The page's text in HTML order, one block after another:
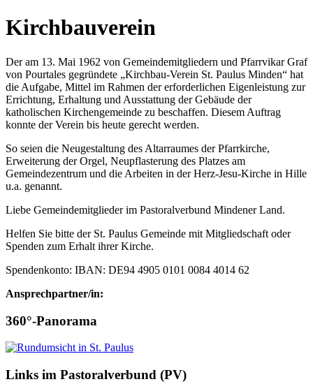
Kirchbauverein
Der am 13. Mai 1962 von Gemeindemitgliedern und Pfarrvikar Graf
von Pourtales gegründete „Kirchbau-Verein St. Paulus Minden“ hat
die Aufgabe, Mittel im Rahmen der erforderlichen Eigenleistung zur
Errichtung, Erhaltung und Ausstattung der Gebäude der
katholischen Kirchengemeinde zu beschaffen. Diesem Auftrag
konnte der Verein bis heute gerecht werden.
So seien die Neugestaltung des Altarraumes der Pfarrkirche,
Erweiterung der Orgel, Neupflasterung des Platzes am
Gemeindezentrum und die Arbeiten in der Herz-Jesu-Kirche in Hille
u.a. genannt.
Liebe Gemeindemitglieder im Pastoralverbund Mindener Land.
Helfen Sie bitte der St. Paulus Gemeinde mit Mitgliedschaft oder
Spenden zum Erhalt ihrer Kirche.
Spendenkonto: IBAN: DE94 4905 0101 0084 4014 62
Ansprechpartner/in:
360°-Panorama
Links im Pastoralverbund (PV)